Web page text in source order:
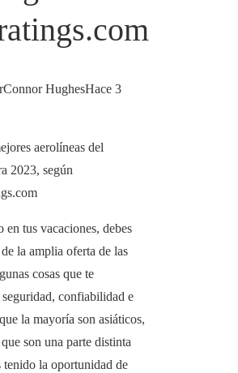
Connor HughesHace 3
en tus vacaciones, debes
la amplia oferta de las
cosas que te
confiabilidad e
la mayoría son asiáticos,
son una parte distinta
tenido la oportunidad de